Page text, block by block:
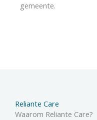
gemeente.
Reliante Care
Waarom Reliante Care?